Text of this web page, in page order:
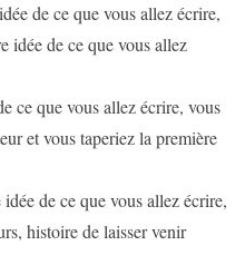
de ce que vous allez écrire,
idée de ce que vous allez
ce que vous allez écrire, vous
et vous taperiez la première
de ce que vous allez écrire,
histoire de laisser venir